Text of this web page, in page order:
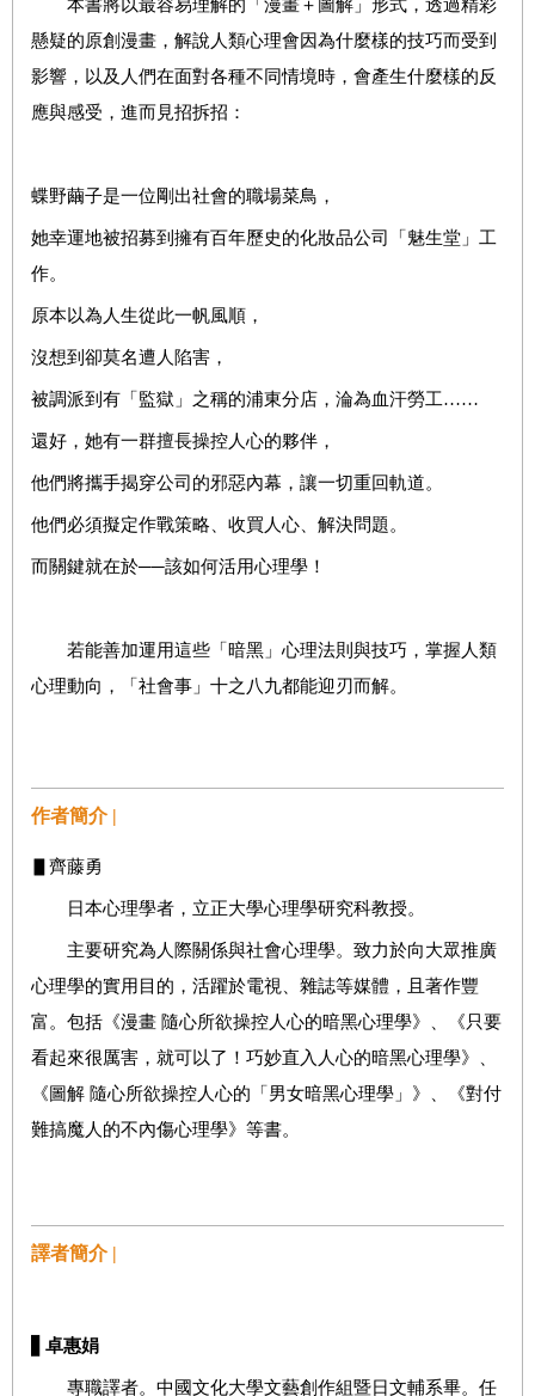
本書將以最容易理解的「漫畫＋圖解」形式，透過精彩
懸疑的原創漫畫，解說人類心理會因為什麼樣的技巧而受到
影響，以及人們在面對各種不同情境時，會產生什麼樣的反
應與感受，進而見招拆招：
蝶野繭子是一位剛出社會的職場菜鳥，
她幸運地被招募到擁有百年歷史的化妝品公司「魅生堂」工
作。
原本以為人生從此一帆風順，
沒想到卻莫名遭人陷害，
被調派到有「監獄」之稱的浦東分店，淪為血汗勞工……
還好，她有一群擅長操控人心的夥伴，
他們將攜手揭穿公司的邪惡內幕，讓一切重回軌道。
他們必須擬定作戰策略、收買人心、解決問題。
而關鍵就在於──該如何活用心理學！
若能善加運用這些「暗黑」心理法則與技巧，掌握人類
心理動向，「社會事」十之八九都能迎刃而解。
作者簡介 |
▋齊藤勇
日本心理學者，立正大學心理學研究科教授。
主要研究為人際關係與社會心理學。致力於向大眾推廣
心理學的實用目的，活躍於電視、雜誌等媒體，且著作豐
富。包括《漫畫 隨心所欲操控人心的暗黑心理學》、《只要
看起來很厲害，就可以了！巧妙直入人心的暗黑心理學》、
《圖解 隨心所欲操控人心的「男女暗黑心理學」》、《對付
難搞魔人的不內傷心理學》等書。
譯者簡介 |
卓惠娟
專職譯者。中國文化大學文藝創作組暨日文輔系畢。任